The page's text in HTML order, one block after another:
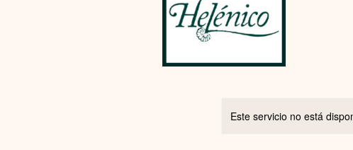
Este servicio no está